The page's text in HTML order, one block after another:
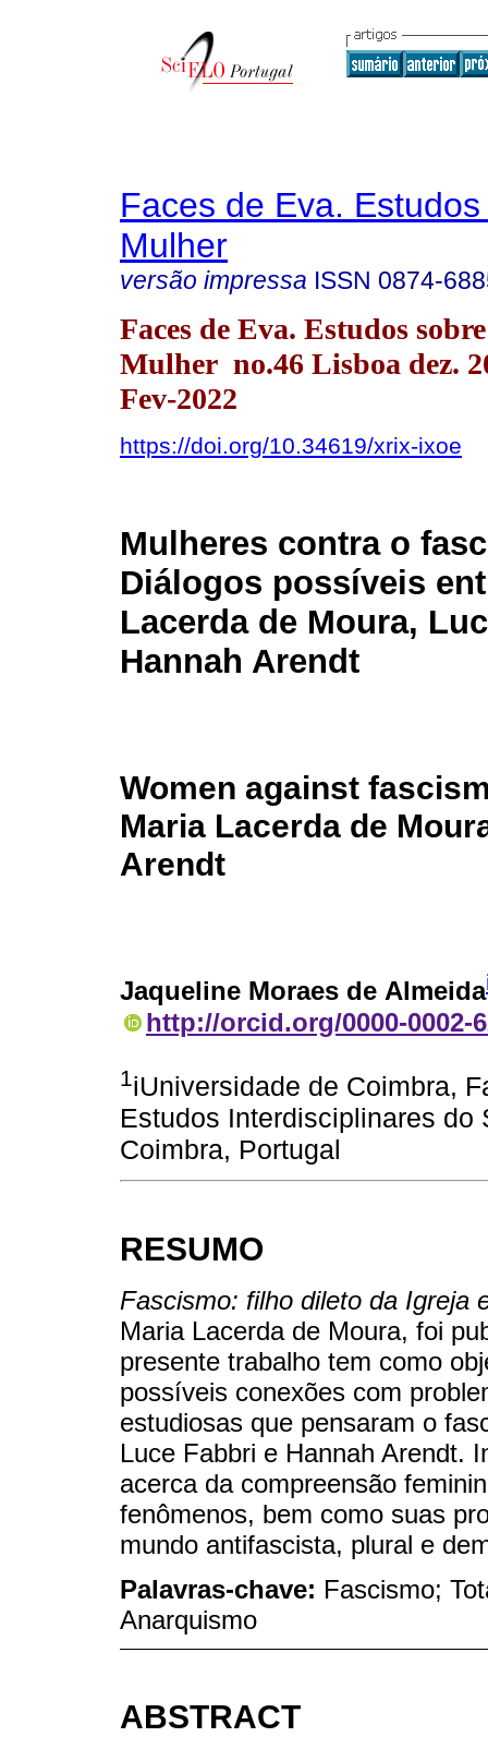
Faces de Eva.
Mulher
versão impressa ISSN 0874-
Faces de Eva. Estudos
Mulher no.46 Lisboa dez.
Fev-2022
https://doi.org/10.34619/xrix-ixoe
Mulheres contra o
Diálogos possíveis
Lacerda de Moura,
Hannah Arendt
Women against
Maria Lacerda de
Arendt
Jaqueline Moraes de Almeida
http://orcid.org/0000-0002-
1 iUniversidade de Coimbra,
Estudos Interdisciplinares do
Coimbra, Portugal
RESUMO
Fascismo: filho dileto da Igreja
Maria Lacerda de Moura, foi
presente trabalho tem como
possíveis conexões com
estudiosas que pensaram o
Luce Fabbri e Hannah Arendt.
acerca da compreensão
fenômenos, bem como suas
mundo antifascista, plural e
Palavras-chave: Fascismo;
Anarquismo
ABSTRACT